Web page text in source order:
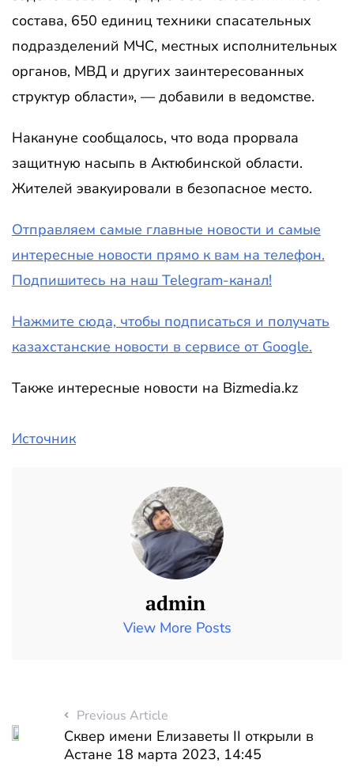
состава, 650 единиц техники спасательных
подразделений МЧС, местных исполнительных
органов, МВД и других заинтересованных
структур области», — добавили в ведомстве.
Накануне сообщалось, что вода прорвала
защитную насыпь в Актюбинской области.
Жителей эвакуировали в безопасное место.
Отправляем самые главные новости и самые
интересные новости прямо к вам на телефон.
Подпишитесь на наш Telegram-канал!
Нажмите сюда, чтобы подписаться и получать
казахстанские новости в сервисе от Google.
Также интересные новости на Bizmedia.kz
Источник
admin
View More Posts
Previous Article
Сквер имени Елизаветы II открыли в
Астане 18 марта 2023, 14:45